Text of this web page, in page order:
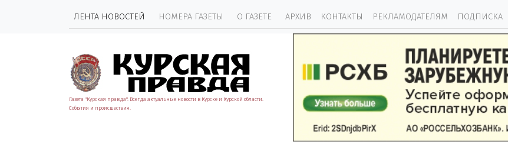
ЛЕНТА НОВОСТЕЙ НОМЕРА ГАЗЕТЫ О ГАЗЕТЕ АРХИВ КОНТАКТЫ РЕКЛАМОДАТЕЛЯМ ПОДПИСКА
Газета "Курская правда". Всегда актуальные новости в Курске и Курской области.
События и происшествия.